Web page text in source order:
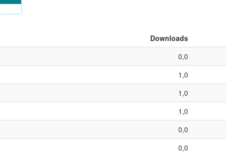
Downloads
0,0
1,0
1,0
1,0
0,0
0,0